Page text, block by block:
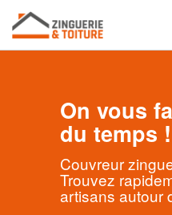
On vous
du temps !
Couvreur
Trouvez
artisans autour